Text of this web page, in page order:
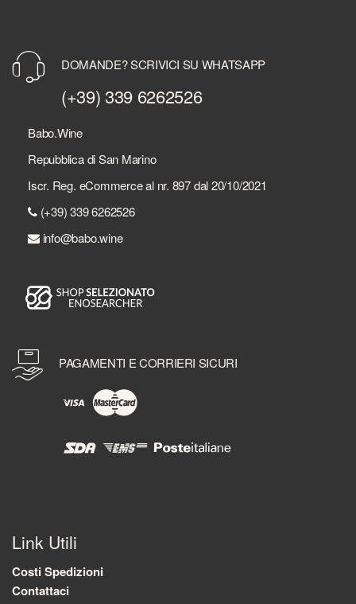
DOMANDE? SCRIVICI SU WHATSAPP
(+39) 339 6262526
Babo.Wine
Repubblica di San Marino
Iscr. Reg. eCommerce al nr. 897 dal 20/10/2021
(+39) 339 6262526
info@babo.wine
PAGAMENTI E CORRIERI SICURI
Link Utili
Costi Spedizioni
Contattaci